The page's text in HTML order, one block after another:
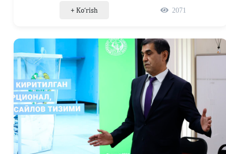
+ Ko‘rish 2071